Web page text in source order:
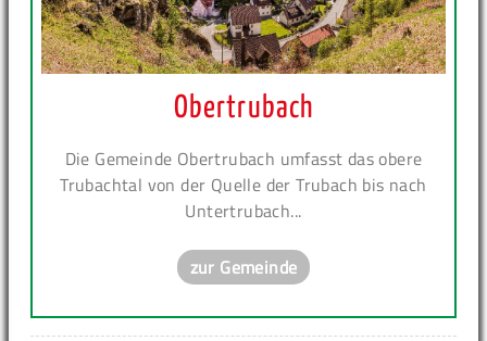
Obertrubach
Die Gemeinde Obertrubach umfasst das obere
Trubachtal von der Quelle der Trubach bis nach
Untertrubach...
zur Gemeinde